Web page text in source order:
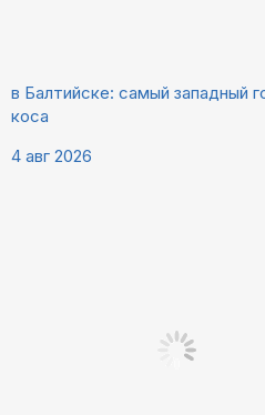
в Балтийске: самый западный
коса
4 авг 2026